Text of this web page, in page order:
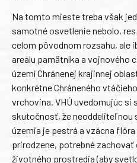
Na tomto mieste treba však
samotné osvetlenie nebolo,
celom pôvodnom rozsahu, ale
areálu pamätníka a vojnového
území Chránenej krajinnej
konkrétne Chráneného
vrchovina. VHÚ uvedomujúc si
skutočnosť, že neoddeliteľnou
územia je pestrá a vzácna
prirodzene, potrebné
životného prostredia (aby